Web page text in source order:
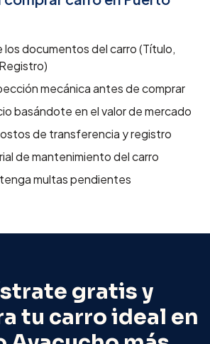
los documentos del carro (Título,
mecánica antes de comprar
basándote en el valor de mercado
de transferencia y registro
de mantenimiento del carro
multas pendientes
gratis y
tu carro ideal en